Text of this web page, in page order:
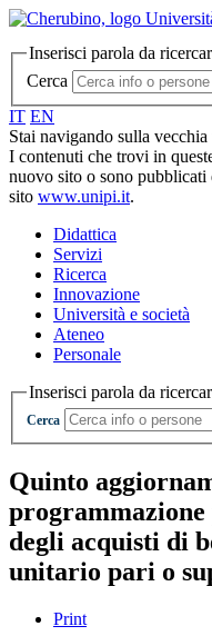
Inserisci parola da
Cerca
IT EN
Stai navigando sulla
I contenuti che trovi in
nuovo sito o sono
sito www.unipi.it.
Didattica
Servizi
Ricerca
Innovazione
Università e società
Ateneo
Personale
Inserisci parola da
Cerca
Quinto
programmazione
degli acquisti di
unitario pari o
Print